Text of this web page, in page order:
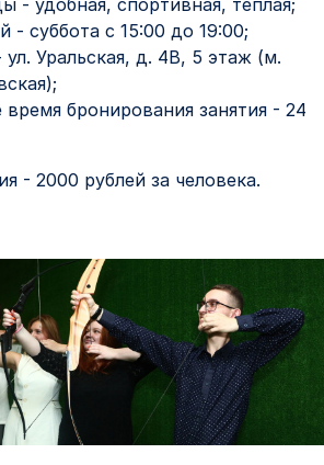
- удобная, спортивная, теплая;
- суббота с 15:00 до 19:00;
ул. Уральская, д. 4В, 5 этаж (м.
бронирования занятия - 24
- 2000 рублей за человека.